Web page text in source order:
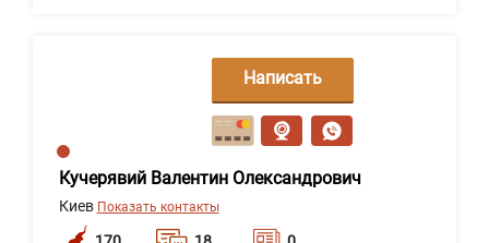
Кучерявий Валентин Олександрович
Киев Показать контакты
Написать
сообщение